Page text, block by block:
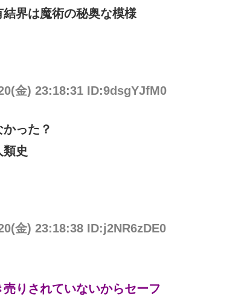
界は魔術の秘奥な模様
金) 23:18:31 ID:9dsgYJfM0
った？
史
金) 23:18:38 ID:j2NR6zDE0
りされていないからセーフ